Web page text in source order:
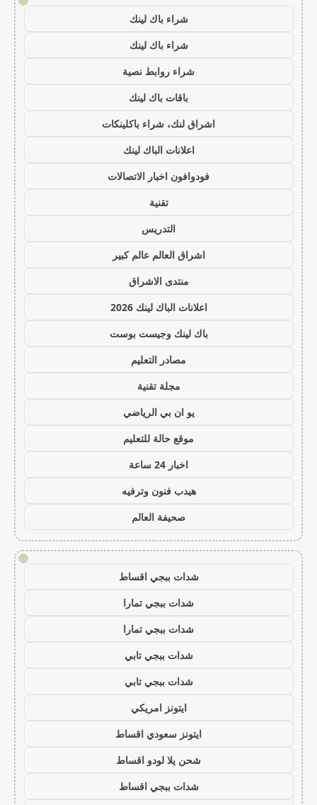
شراء باك لينك
شراء باك لينك
شراء روابط نصية
باقات باك لينك
اشراق لنك، شراء باكلينكات
اعلانات الباك لينك
فودوافون اخبار الاتصالات
تقنية
التدريس
اشراق العالم عالم كبير
منتدى الاشراق
اعلانات الباك لينك 2026
باك لينك وجيست بوست
مصادر التعليم
مجلة تقنية
يو ان بي الرياضي
موقع حالة للتعليم
اخبار 24 ساعة
هيدب فنون وترفيه
صحيفة العالم
!
شدات ببجي اقساط
شدات ببجي تمارا
شدات ببجي تمارا
شدات ببجي تابي
شدات ببجي تابي
ايتونز امريكي
ايتونز سعودي اقساط
شحن يلا لودو اقساط
شدات ببجي اقساط